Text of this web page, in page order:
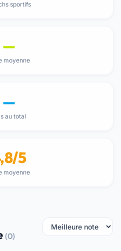
sportifs
—
moyenne
—
au total
5
moyenne
(0)